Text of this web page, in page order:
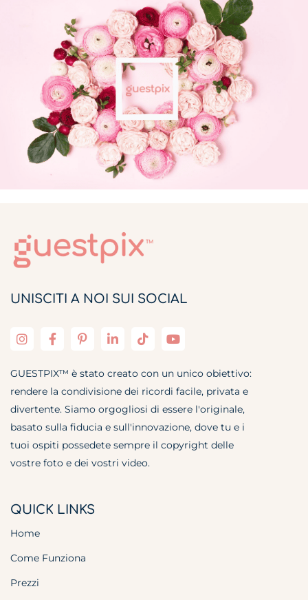
UNISCITI A NOI SUI SOCIAL
GUESTPIX™ è stato creato con un unico obiettivo:
rendere la condivisione dei ricordi facile, privata e
divertente. Siamo orgogliosi di essere l'originale,
basato sulla fiducia e sull'innovazione, dove tu e i
tuoi ospiti possedete sempre il copyright delle
vostre foto e dei vostri video.
QUICK LINKS
Home
Come Funziona
Prezzi